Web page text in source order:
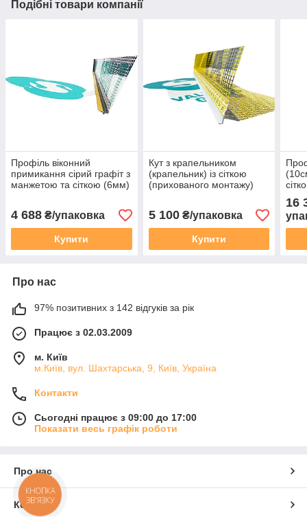
Подібні товари компанії
Профіль віконний
примикання сірий графіт з
манжетою та сіткою (6мм)
4 688 ₴/упаковка
Купити
Кут з крапельником
(крапельник) із сіткою
(прихованого монтажу)
5 100₴/упаковка
Купити
16
Про нас
97% позитивних з 142 відгуків за рік
Працює з 02.03.2009
м. Київ
м.Київ, вул. Шахтарська, 9, Київ, Україна
Контакти
Сьогодні працює з 09:00 до 17:00
Показати весь графік роботи
Про нас
Контакти
КНОПКА
ЗВ'ЯЗКУ